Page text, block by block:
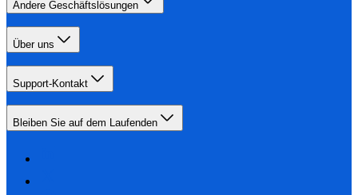
Andere Geschäftslösungen
Über uns
Support-Kontakt
Bleiben Sie auf dem Laufenden